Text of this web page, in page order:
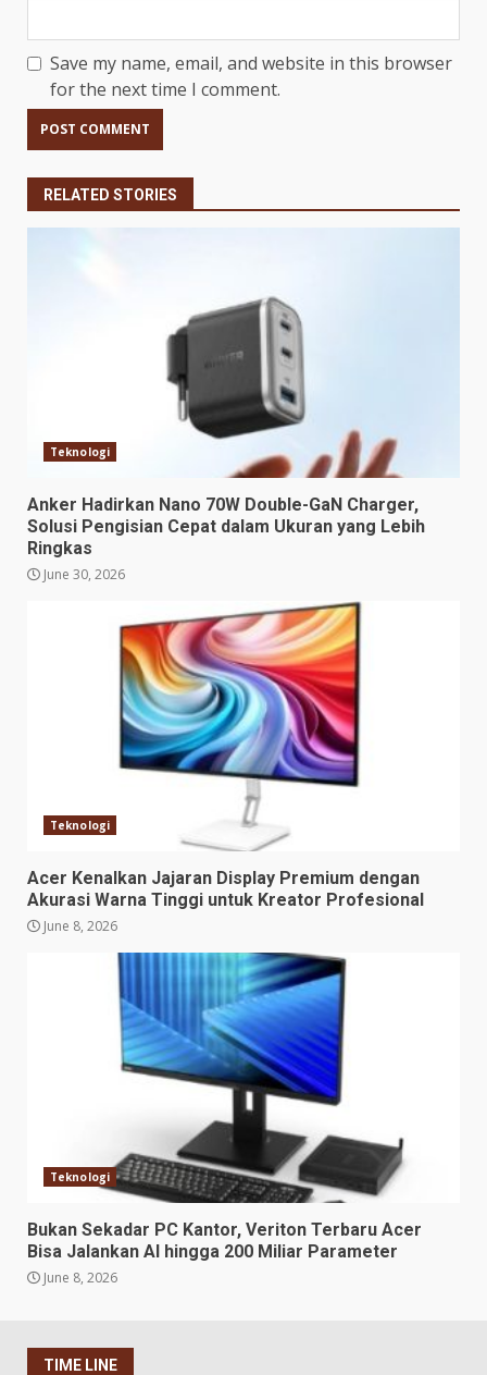
Save my name, email, and website in this browser
for the next time I comment.
RELATED STORIES
Teknologi
Anker Hadirkan Nano 70W Double-GaN Charger,
Solusi Pengisian Cepat dalam Ukuran yang Lebih
Ringkas
June 30, 2026
Teknologi
Acer Kenalkan Jajaran Display Premium dengan
Akurasi Warna Tinggi untuk Kreator Profesional
June 8, 2026
Teknologi
Bukan Sekadar PC Kantor, Veriton Terbaru Acer
Bisa Jalankan AI hingga 200 Miliar Parameter
June 8, 2026
TIME LINE